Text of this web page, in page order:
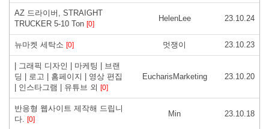
AZ 드라이버, STRAIGHT
TRUCKER 5-10 Ton [0]
HelenLee 23.10.24
뉴마켓 세탁소 [0] 멋쟁이 23.10.23
| 그래픽 디자인 | 마케팅 | 브랜
딩 | 로고 | 홈페이지 | 영상 편집
| 인스타그램 | 유튜브 외 [0]
EucharisMarketing 23.10.20
반응형 웹사이트 제작해 드립니
다. [0]
Min 23.10.18